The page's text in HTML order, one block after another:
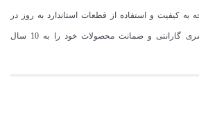
به کیفیت و استفاده از قطعات استاندارد به روز در
شیرآلات کسری، شرکت کسری گارانتی و ضمانت محصولات خود را به 10 سال